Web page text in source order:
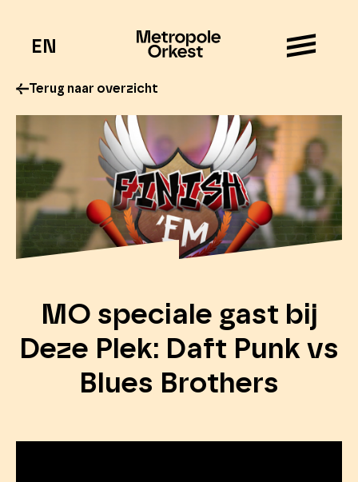
EN
Terug naar overzicht
MO speciale gast bij
Deze Plek: Daft Punk vs
Blues Brothers